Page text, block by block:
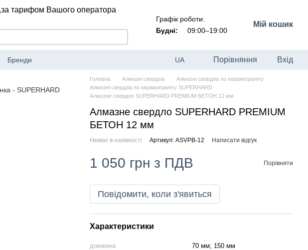
за тарифом Вашого оператора
Графік роботи:
Будні:
09:00–19:00
Мій кошик
Бренди UA Порівняння Вхід
Головна Алмазні свердла
Алмазні свердла по керамограніту
Алмазні свердла по керамограніту SUPERHARD
Алмазне свердло SUPERHARD PREMIUM БЕТОН 12 мм
Алмазне свердло SUPERHARD PREMIUM
БЕТОН 12 мм
Немає в наявності Артикул: ASVPB-12 Написати відгук
1 050 грн з ПДВ Порівняти
Повідомити, коли з'явиться
Характеристики
довжина
70 мм; 150 мм